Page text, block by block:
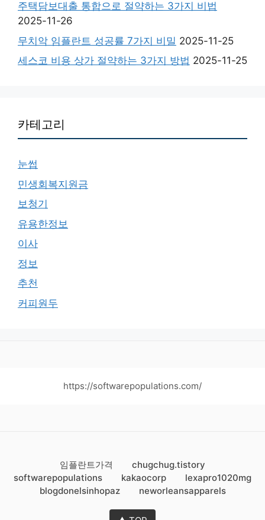
주택담보대출 통합으로 절약하는 3가지 비법
2025-11-26
무치악 임플란트 성공률 7가지 비밀 2025-11-25
세스코 비용 상가 절약하는 3가지 방법 2025-11-25
카테고리
눈썹
민생회복지원금
보청기
유용한정보
이사
정보
추천
커피원두
https://softwarepopulations.com/
임플란트가격
chugchug.tistory
softwarepopulations
kakaocorp
lexapro1020mg
blogdonelsinhopaz
neworleansapparels